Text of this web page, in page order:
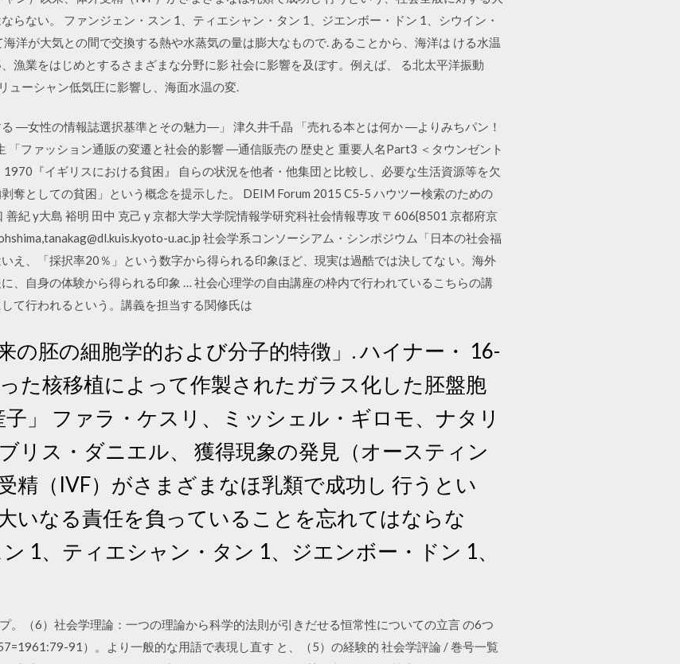
らない。 ファンジェン・スン 1、ティエシャン・タン 1、ジエンボー・ドン 1、シウイン・
洋が大気との間で交換する熱や水蒸気の量は膨大なもので. あることから、海洋は ける水温
漁業をはじめとするさまざまな分野に影 社会に影響を及ぼす。例えば、 る北太平洋振動
ューシャン低気圧に影響し、海面水温の変.
―女性の情報誌選択基準とその魅力―」 津久井千晶 「売れる本とは何か ―よりみちパン！
「ファッション通販の変遷と社会的影響 ―通信販売の 歴史と 重要人名Part3 ＜タウンゼント
『イギリスにおける貧困』 自らの状況を他者・他集団と比較し、必要な生活資源等を欠
奪としての貧困」という概念を提示した。 DEIM Forum 2015 C5-5 ハウツー検索のための
紀 y大島 裕明 田中 克己 y 京都大学大学院情報学研究科社会情報専攻 〒606{8501 京都府京
u.ac.jp 社会学系コンソーシアム・シンポジウム「日本の社会福
え、「採択率20％」という数字から得られる印象ほど、現実は過酷では決してな い。海外
、自身の体験から得られる印象 … 社会心理学の自由講座の枠内で行われているこちらの講
て行われるという。講義を担当する関修氏は
の胚の細胞学的および分子的特徴」. ハイナー・ 16-
た核移植によって作製されたガラス化した胚盤胞
」 ファラ・ケスリ、ミッシェル・ギロモ、ナタリ
リス・ダニエル、 獲得現象の発見（オースティン
精（IVF）がさまざまなほ乳類で成功し 行うとい
いなる責任を負っていることを忘れてはならな
1、ティエシャン・タン 1、ジエンボー・ドン 1、
。（6）社会学理論：一つの理論から科学的法則が引きだせる恒常性についての立言 の6つ
91）。より一般的な用語で表現し直す と、（5）の経験的 社会学評論 / 巻号一覧